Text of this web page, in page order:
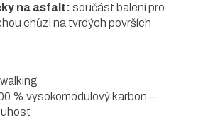
na asfalt: součást balení pro
chůzi na tvrdých površích
% vysokomodulový karbon –